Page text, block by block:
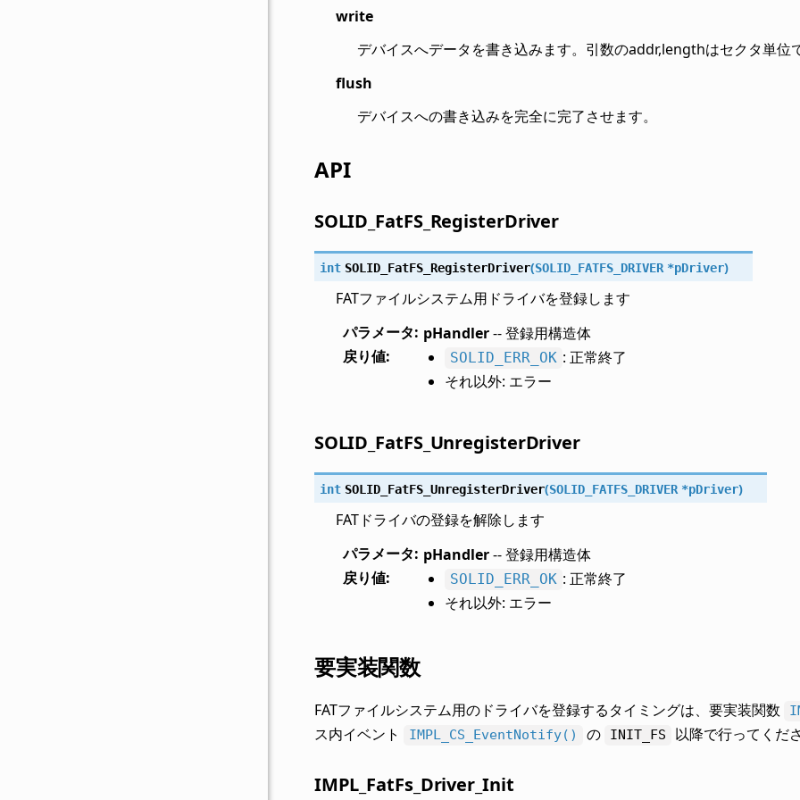
write
デバイスへデータを書き込みます。引数のaddr,lengthはセクタ単位
flush
デバイスへの書き込みを完全に完了させます。
API
SOLID_FatFS_RegisterDriver
int SOLID_FatFS_RegisterDriver(SOLID_FATFS_DRIVER *pDriver)
FATファイルシステム用ドライバを登録します
パラメータ: pHandler-- 登録用構造体
戻り値: SOLID_ERR_OK : 正常終了
それ以外: エラー
SOLID_FatFS_UnregisterDriver
int SOLID_FatFS_UnregisterDriver(SOLID_FATFS_DRIVER *pDriver)
FATドライバの登録を解除します
パラメータ: pHandler-- 登録用構造体
戻り値: SOLID_ERR_OK : 正常終了
それ以外: エラー
要実装関数
FATファイルシステム用のドライバを登録するタイミングは、要実装関数
ス内イベント
IMPL_CS_EventNotify() の INIT_FS 以降で行ってくださ
IMPL_FatFs_Driver_Init